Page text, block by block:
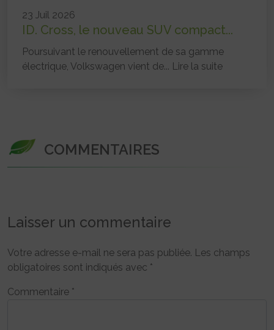
23 Juil 2026
ID. Cross, le nouveau SUV compact...
Poursuivant le renouvellement de sa gamme
électrique, Volkswagen vient de... Lire la suite
COMMENTAIRES
Laisser un commentaire
Votre adresse e-mail ne sera pas publiée. Les champs
obligatoires sont indiqués avec *
Commentaire *